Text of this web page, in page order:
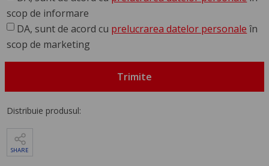
scop de informare
DA, sunt de acord cu prelucrarea datelor personale în
scop de marketing
Trimite
Distribuie produsul:
SHARE